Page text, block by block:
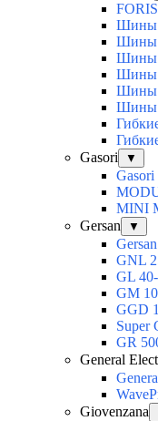
Шины
Шины
Шины
Шины
Шины
Шины
Gasori
▼
Gasori
MINI
Gersan
▼
Gersan
GNL
GL
GM
GGD
Super
GR
General
Giovenzana